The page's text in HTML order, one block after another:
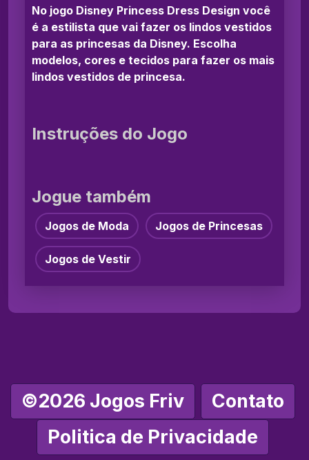
No jogo Disney Princess Dress Design você
é a estilista que vai fazer os lindos vestidos
para as princesas da Disney. Escolha
modelos, cores e tecidos para fazer os mais
lindos vestidos de princesa.
Instruções do Jogo
Jogue também
Jogos de Moda Jogos de Princesas
Jogos de Vestir
©2026 Jogos Friv
Contato
Politica de Privacidade